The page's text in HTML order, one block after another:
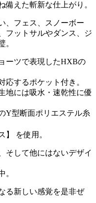
備えた斬新な仕上がり。
、フェス、スノーボー
フットサルやダンス、ジ
。
ーツで表現したHXBの
応するポケット付き。
地には吸水・速乾性に優
Y型断面ポリエステル糸
】 を使用。
そして他にはないデザイ
。
る新しい感覚を是非ぜ